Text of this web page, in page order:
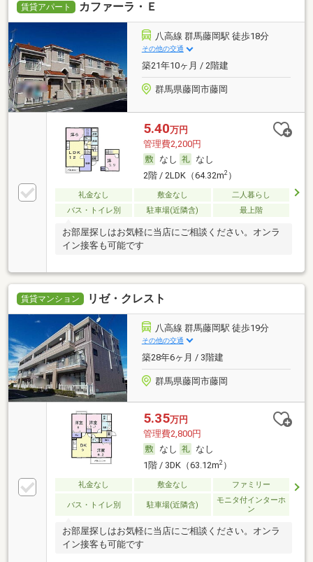
賃貸アパート カファーラ・Ｅ
八高線 群馬藤岡駅 徒歩18分
その他の交通
築21年10ヶ月 / 2階建
群馬県藤岡市藤岡
5.40万円
管理費2,200円
なし
なし
2階 / 2LDK（64.32m2）
礼金なし 敷金なし
二人暮らし
バス・トイレ別
駐車場(近隣含) 最上階
お部屋探しはお気軽に当店にご相談ください。オンラ
イン接客も可能です
賃貸マンション リゼ・クレスト
八高線 群馬藤岡駅 徒歩19分
その他の交通
築28年6ヶ月 / 3階建
群馬県藤岡市藤岡
5.35万円
管理費2,800円
なし
なし
1階 / 3DK（63.12m2）
礼金なし 敷金なし ファミリー
バス・トイレ別 駐車場(近隣含)
モニタ付インターホ
ン
お部屋探しはお気軽に当店にご相談ください。オンラ
イン接客も可能です